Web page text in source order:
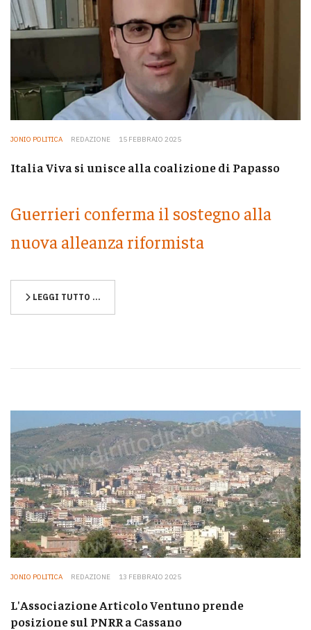
JONIO POLITICA REDAZIONE 15 FEBBRAIO 2025
Italia Viva si unisce alla coalizione di Papasso
Guerrieri conferma il sostegno alla
nuova alleanza riformista
LEGGI TUTTO …
JONIO POLITICA REDAZIONE 13 FEBBRAIO 2025
L'Associazione Articolo Ventuno prende
posizione sul PNRR a Cassano